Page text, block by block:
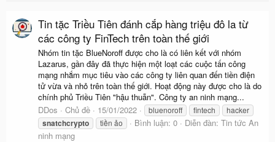
Tin tặc Triều Tiên đánh cắp hàng triệu đô la từ
các công ty FinTech trên toàn thế giới
Nhóm tin tặc BlueNoroff được cho là có liên kết với nhóm
Lazarus, gần đây đã thực hiện một loạt các cuộc tấn công
mạng nhắm mục tiêu vào các công ty liên quan đến tiền điện
tử vừa và nhỏ trên toàn thế giới. Hoạt động này được cho là do
chính phủ Triều Tiên "hậu thuẫn". Công ty an ninh mạng...
DDos
Chủ đề 15/01/2022 bluenoroff fintech hacker
snatchcrypto tiền ảo Bình luận: 0 Diễn đàn: Tin tức An
ninh mạng